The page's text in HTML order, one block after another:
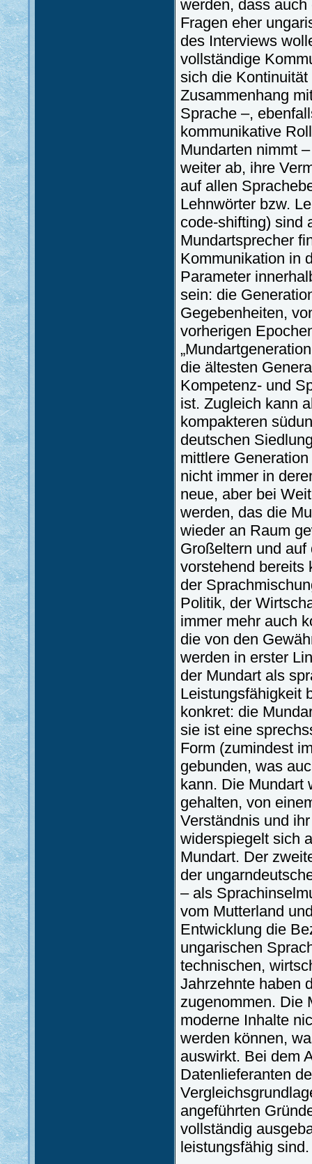
werden, dass
Fragen eher
des Interviews
vollständige
sich die
Zusammenhang
Sprache –,
kommunikative
Mundarten nimmt
weiter ab, ihre
auf allen
Lehnwörter bzw.
code-shifting) sind
Mundartsprecher
Kommunikation in
Parameter
sein: die
Gegebenheiten,
vorherigen
die ältesten
Kompetenz- und
ist. Zugleich kann
kompakteren
deutschen
mittlere
nicht immer in
neue, aber bei
werden, das die
wieder an Raum
Großeltern und
vorstehend bereits
der
Politik, der
immer mehr auch
die von den
werden in erster
der Mundart als
Leistungsfähigkeit
konkret: die
sie ist eine
Form (zumindest
gebunden, was
kann. Die Mundart
gehalten, von
Verständnis und
widerspiegelt sich
Mundart. Der
der
– als
vom Mutterland
Entwicklung die
ungarischen
technischen,
Jahrzehnte haben
zugenommen. Die
moderne Inhalte
werden können,
auswirkt. Bei dem
Datenlieferanten
angeführten
vollständig
leistungsfähig sind.